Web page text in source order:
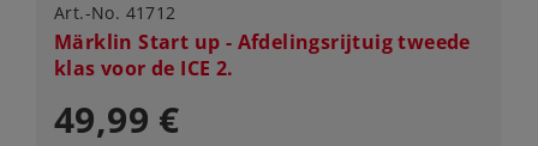
Art.-No. 41712
Märklin Start up - Afdelingsrijtuig tweede
klas voor de ICE 2.
49,99 €